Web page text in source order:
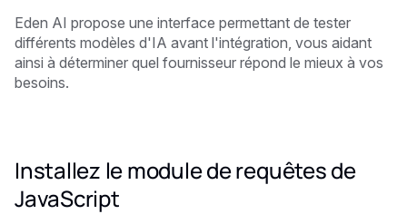
Eden AI propose une interface permettant de tester
différents modèles d'IA avant l'intégration, vous aidant
ainsi à déterminer quel fournisseur répond le mieux à vos
besoins.
Installez le module de requêtes de
JavaScript